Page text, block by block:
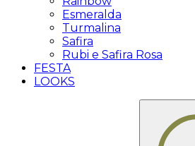
Esmeralda
Turmalina
Safira
Rubi e Safira Rosa
FESTA
LOOKS